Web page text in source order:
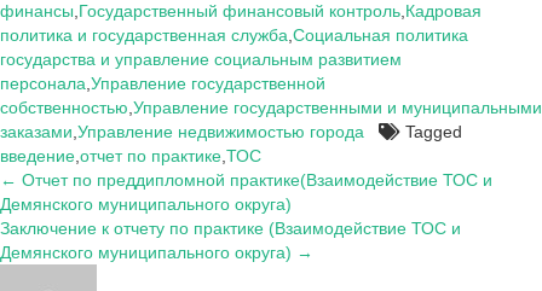
финансы Государственный финансовый контроль Кадровая
политика и государственная служба Социальная политика
государства и управление социальным развитием
персонала Управление государственной
собственностью Управление государственными и муниципальными
заказами Управление недвижимостью города
Tagged
введение отчет по практике ТОС
Навигация
по
записям
← Отчет по преддипломной практике(Взаимодействие ТОС и
Демянского муниципального округа)
Заключение к отчету по практике (Взаимодействие ТОС и
Демянского муниципального округа) →